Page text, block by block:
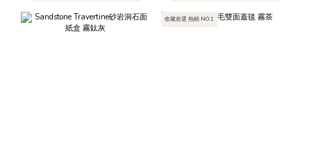
收藏首選 熱銷 NO.1